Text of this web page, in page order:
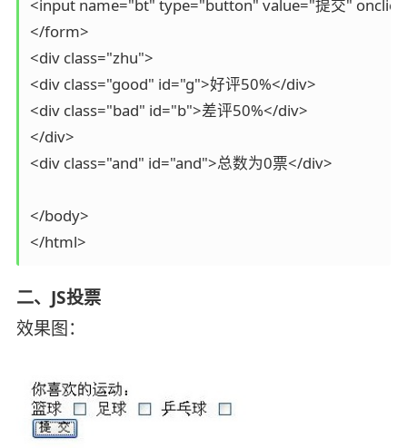
<input name="bt" type="button" value="提交"
</form>
<div class="zhu">
<div class="good" id="g">好评50%</div>
<div class="bad" id="b">差评50%</div>
</div>
<div class="and" id="and">总数为0票</div>
</body>
二、JS投票
效果图：